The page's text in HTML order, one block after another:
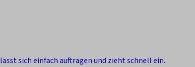
sich einfach auftragen und zieht schnell ein.